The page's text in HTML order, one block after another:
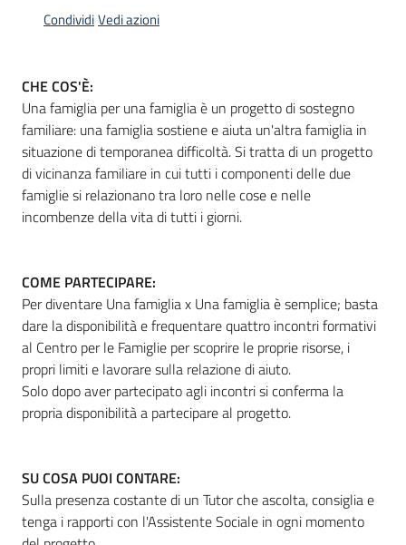
locali
Newsletter
CondividiVedi azioni
CHE COS'È:
Una famiglia per una famiglia è un progetto di sostegno
familiare: una famiglia sostiene e aiuta un'altra famiglia in
situazione di temporanea difficoltà. Si tratta di un progetto
di vicinanza familiare in cui tutti i componenti delle due
famiglie si relazionano tra loro nelle cose e nelle
incombenze della vita di tutti i giorni.
COME PARTECIPARE:
Per diventare Una famiglia x Una famiglia è semplice; basta
dare la disponibilità e frequentare quattro incontri formativi
al Centro per le Famiglie per scoprire le proprie risorse, i
propri limiti e lavorare sulla relazione di aiuto.
Solo dopo aver partecipato agli incontri si conferma la
propria disponibilità a partecipare al progetto.
SU COSA PUOI CONTARE:
Sulla presenza costante di un Tutor che ascolta, consiglia e
tenga i rapporti con l'Assistente Sociale in ogni momento